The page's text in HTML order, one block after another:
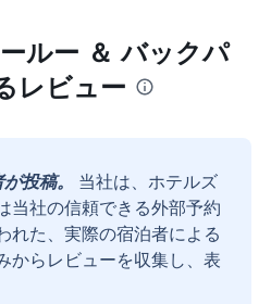
ルー ＆ バックパ
レビュー
投稿。
当社は、ホテルズ
当社の信頼できる外部予約
れた、実際の宿泊者による
からレビューを収集し、表